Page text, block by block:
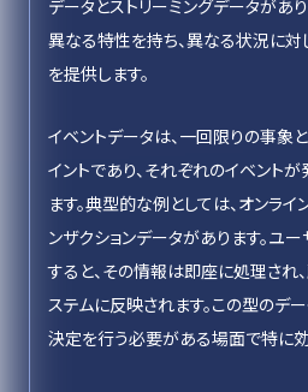
データとストリーミングデータがあ
異なる特性を持ち、異なる状況に対
を提供します。
イベントデータは、一回限りの事象
イントであり、それぞれのイベント
ます。典型的な例としては、オンライ
ンザクションデータがあります。ユ
すると、その情報は即座に処理さ
ステムに反映されます。この型のデ
決定を行う必要がある場面で特に効